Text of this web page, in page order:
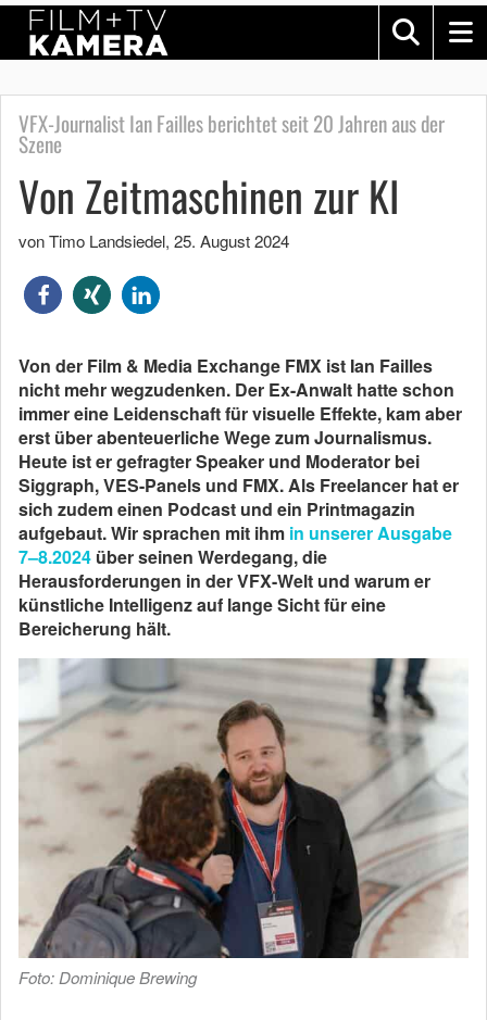
VFX-Journalist Ian Failles berichtet seit 20 Jahren aus der
Szene
Von Zeitmaschinen zur KI
von Timo Landsiedel, 25. August 2024
Von der Film & Media Exchange FMX ist Ian Failles
nicht mehr wegzudenken. Der Ex-Anwalt hatte schon
immer eine Leidenschaft für visuelle Effekte, kam aber
erst über abenteuerliche Wege zum Journalismus.
Heute ist er gefragter Speaker und Moderator bei
Siggraph, VES-Panels und FMX. Als Freelancer hat er
sich zudem einen Podcast und ein Printmagazin
aufgebaut. Wir sprachen mit ihm in unserer Ausgabe
7–8.2024 über seinen Werdegang, die
Herausforderungen in der VFX-Welt und warum er
künstliche Intelligenz auf lange Sicht für eine
Bereicherung hält.
Foto: Dominique Brewing